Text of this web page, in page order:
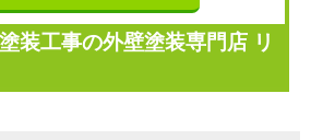
装工事の外壁塗装専門店 リ